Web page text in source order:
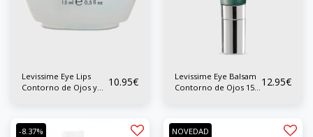
Levissime Eye Lips
Contorno de Ojos y
10.95€
Levissime Eye Balsam
Contorno de Ojos 15
12.95€
-8.37% NOVEDAD